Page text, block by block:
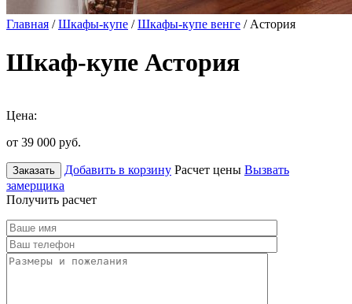
Главная /Шкафы-купе /Шкафы-купе венге / Астория
Шкаф-купе Астория
Цена:
от 39 000 руб.
Заказать Добавить в корзину Расчет цены Вызвать
замерщика
Получить расчет